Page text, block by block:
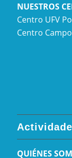
NUESTROS
Centro UFV
Centro
QUIÉNES